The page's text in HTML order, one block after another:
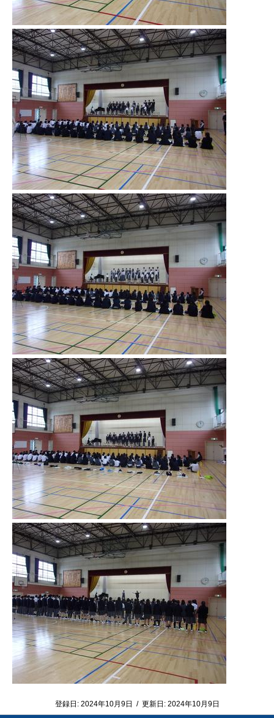
登録日: 2024年10月9日 / 更新日: 2024年10月9日